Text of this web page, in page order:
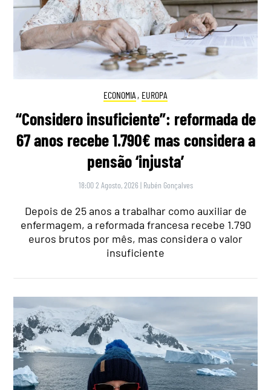
ECONOMIA , EUROPA
“Considero insuficiente”: reformada de
67 anos recebe 1.790€ mas considera a
pensão ‘injusta’
18:00 2 Agosto, 2026 | Rubén Gonçalves
Depois de 25 anos a trabalhar como auxiliar de
enfermagem, a reformada francesa recebe 1.790
euros brutos por mês, mas considera o valor
insuficiente